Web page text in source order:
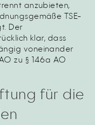
anzubieten,
TSE-
Der
klar, dass
voneinander
zu § 146a AO
für die